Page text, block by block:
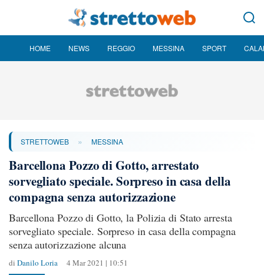
HOME NEWS REGGIO MESSINA SPORT
STRETTOWEB » MESSINA
Barcellona Pozzo di Gotto, arrestato
sorvegliato speciale. Sorpreso in casa della
compagna senza autorizzazione
Barcellona Pozzo di Gotto, la Polizia di Stato arresta
sorvegliato speciale. Sorpreso in casa della compagna
senza autorizzazione alcuna
di Danilo Loria 4 Mar 2021 | 10:51